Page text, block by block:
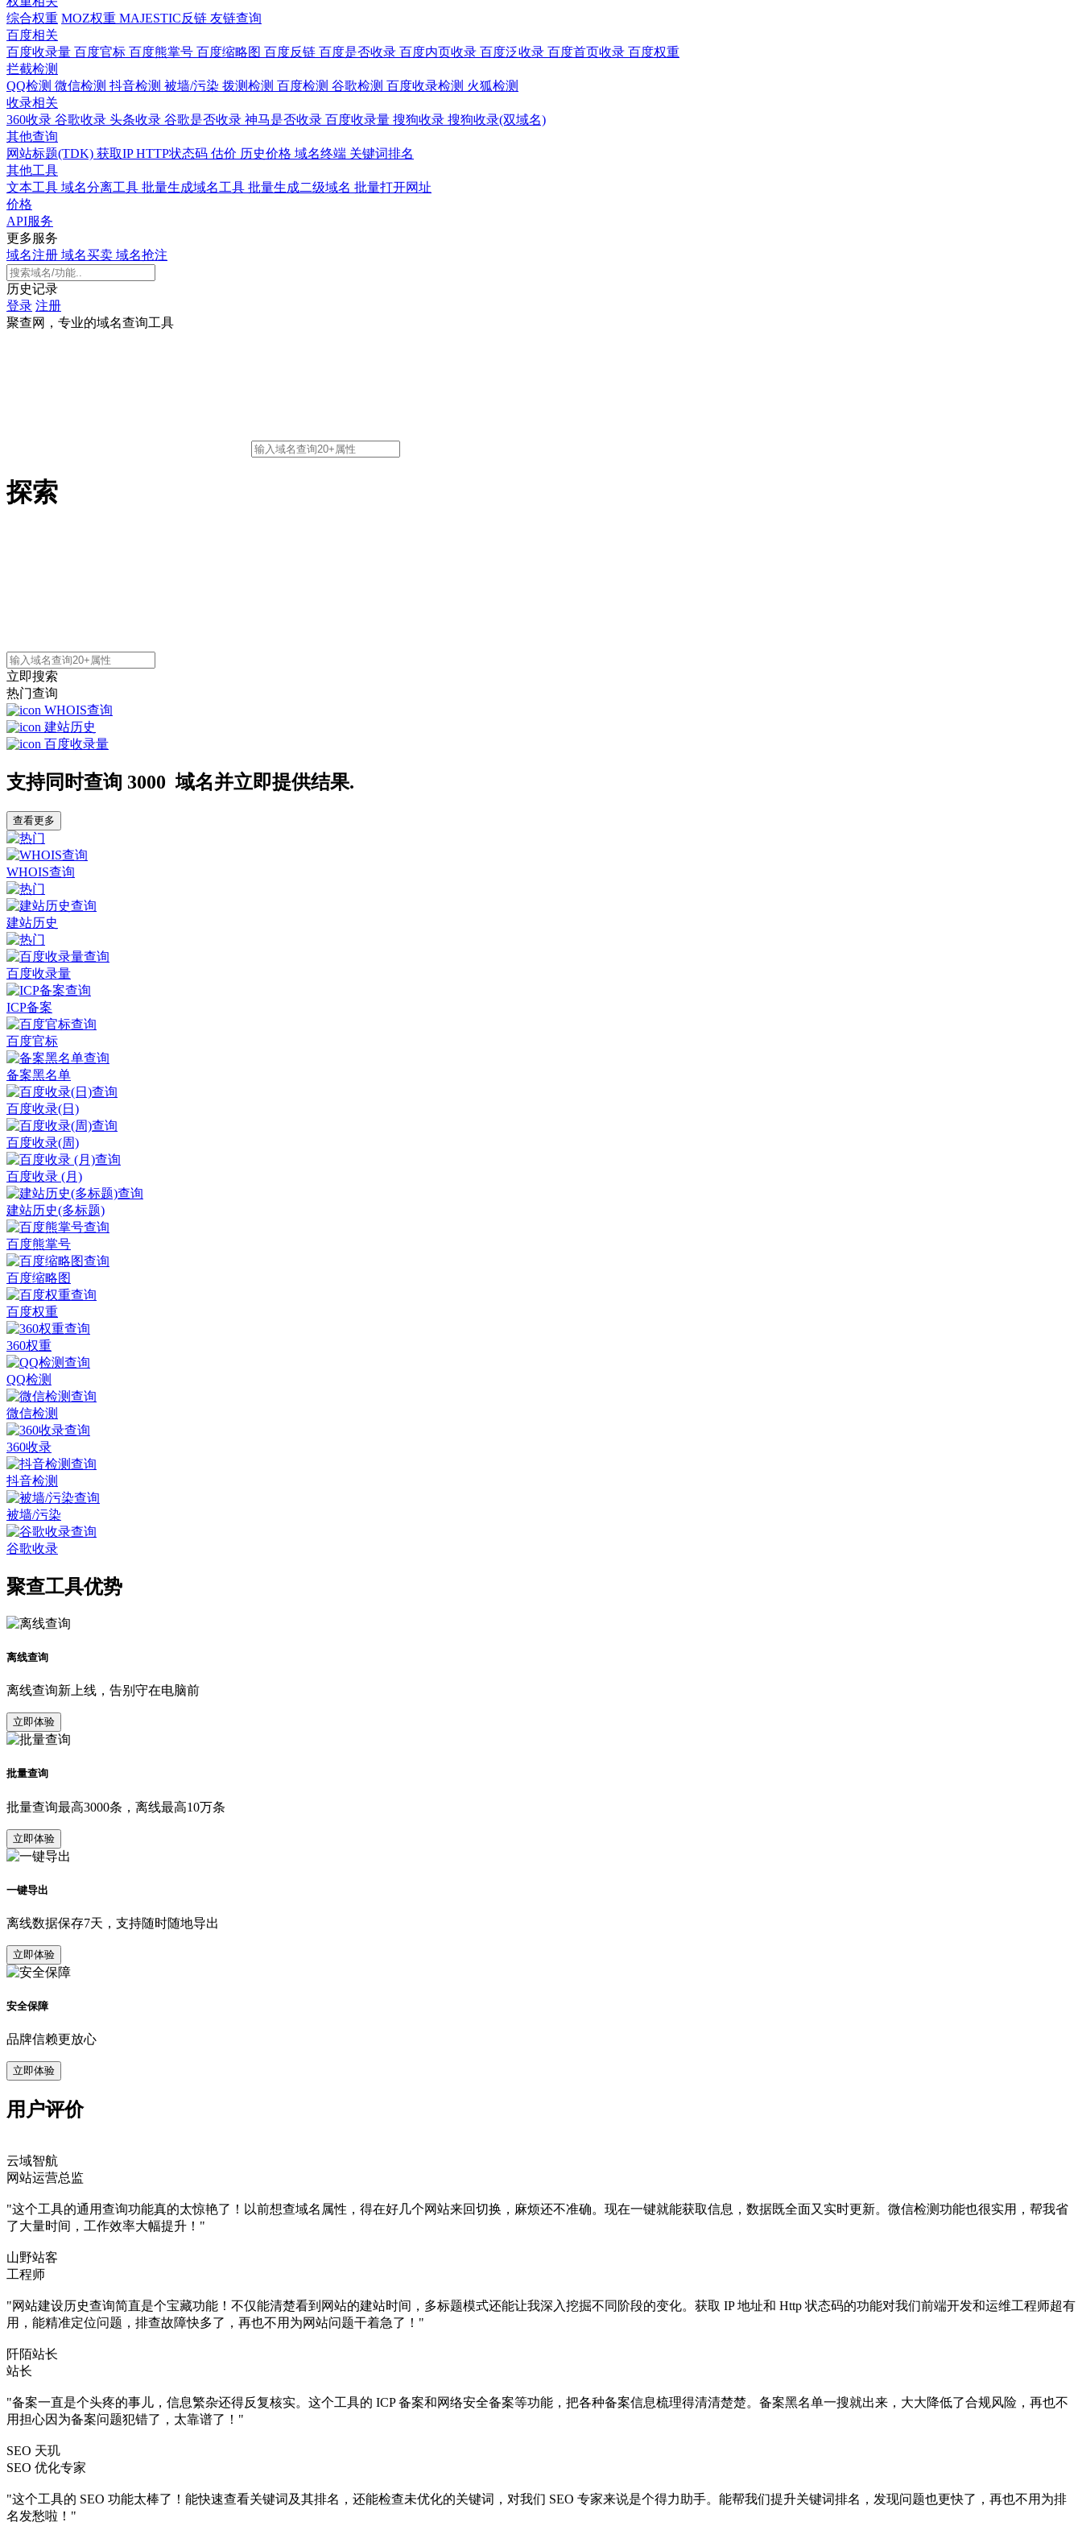
综合权重 MOZ权重 MAJESTIC反链 友链查询
百度相关
百度收录量 百度官标 百度熊掌号 百度缩略图 百度反链 百度是否收录 百度内页收录 百度泛收录 百度首页收录 百度权重
拦截检测
QQ检测 微信检测 抖音检测 被墙/污染 拨测检测 百度检测 谷歌检测 百度收录检测 火狐检测
收录相关
360收录 谷歌收录 头条收录 谷歌是否收录 神马是否收录 百度收录量 搜狗收录 搜狗收录(双域名)
其他查询
网站标题(TDK) 获取IPHTTP状态码 估价 历史价格 域名终端 关键词排名
其他工具
文本工具 域名分离工具 批量生成域名工具 批量生成二级域名 批量打开网址
价格
API服务
更多服务
域名注册 域名买卖 域名抢注
历史记录
登录 注册
聚查网，专业的域名查询工具
探索
立即搜索
热门查询
WHOIS查询
建站历史
百度收录量
支持同时查询 3000 域名并立即提供结果.
查看更多
WHOIS查询
建站历史
百度收录量
ICP备案
百度官标
备案黑名单
百度收录(日)
百度收录(周)
百度收录 (月)
建站历史(多标题)
百度熊掌号
百度缩略图
百度权重
360权重
QQ检测
微信检测
360收录
抖音检测
被墙/污染
谷歌收录
聚查工具优势
离线查询
离线查询新上线，告别守在电脑前
立即体验
批量查询
批量查询最高3000条，离线最高10万条
立即体验
一键导出
离线数据保存7天，支持随时随地导出
立即体验
安全保障
品牌信赖更放心
立即体验
用户评价
云域智航
网站运营总监
"这个工具的通用查询功能真的太惊艳了！以前想查域名属性，得在好几个网站来回切换，麻烦还不准确。现在一键就能获取信息，数据既全面又实时更新。微信检测功能也很实用，帮我省
了大量时间，工作效率大幅提升！"
山野站客
工程师
"网站建设历史查询简直是个宝藏功能！不仅能清楚看到网站的建站时间，多标题模式还能让我深入挖掘不同阶段的变化。获取 IP 地址和 Http 状态码的功能对我们前端开发和运维工程师超有
用，能精准定位问题，排查故障快多了，再也不用为网站问题干着急了！"
阡陌站长
站长
"备案一直是个头疼的事儿，信息繁杂还得反复核实。这个工具的 ICP 备案和网络安全备案等功能，把各种备案信息梳理得清清楚楚。备案黑名单一搜就出来，大大降低了合规风险，再也不
用担心因为备案问题犯错了，太靠谱了！"
SEO 天玑
SEO 优化专家
"这个工具的 SEO 功能太棒了！能快速查看关键词及其排名，还能检查未优化的关键词，对我们 SEO 专家来说是个得力助手。能帮我们提升关键词排名，发现问题也更快了，再也不用为排
名发愁啦！"